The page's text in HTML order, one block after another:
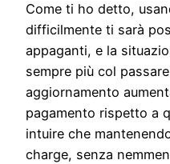
Come ti ho detto,
difficilmente ti sarà
appaganti, e la
sempre più col
aggiornamento
pagamento rispetto a
intuire che
charge, senza